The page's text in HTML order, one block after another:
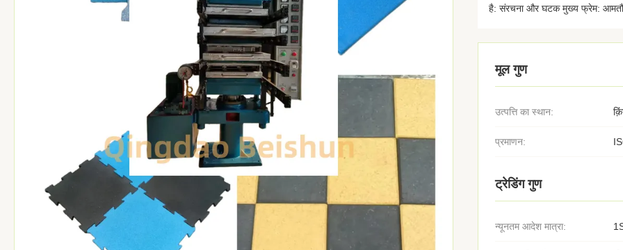
है: संरचना और घटक मुख्य फ्रेम:
मूल गुण
उत्पत्ति का स्थान:
प्रमाणन:
ट्रेडिंग गुण
न्यूनतम आदेश मात्रा: